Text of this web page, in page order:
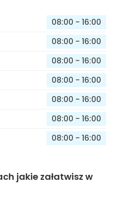
08:00 - 16:00
08:00 - 16:00
08:00 - 16:00
08:00 - 16:00
08:00 - 16:00
08:00 - 16:00
08:00 - 16:00
jakie załatwisz w